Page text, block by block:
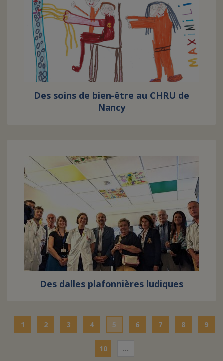
Des soins de bien-être au CHRU de
Nancy
Des dalles plafonnières ludiques
1 2 3 4 5 6 7 8 9
10 …